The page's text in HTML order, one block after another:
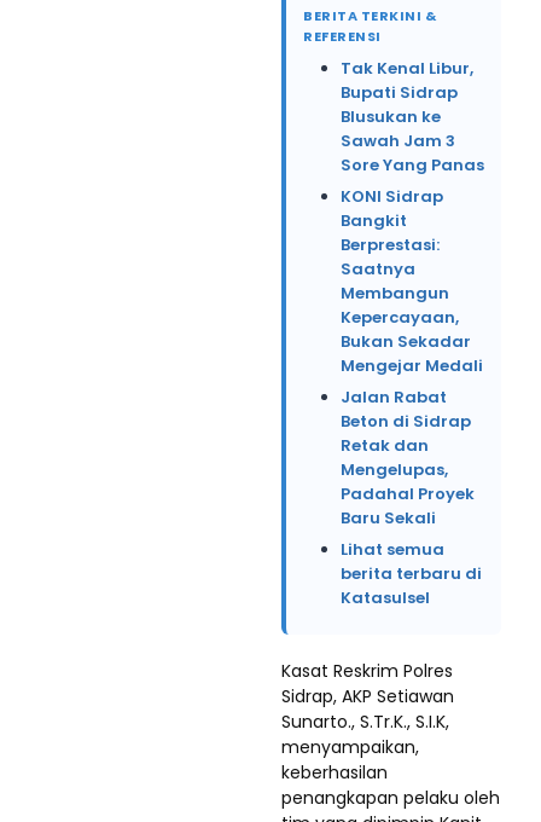
BERITA TERKINI &
REFERENSI
Tak Kenal Libur,
Bupati Sidrap
Blusukan ke
Sawah Jam 3
Sore Yang Panas
KONI Sidrap
Bangkit
Berprestasi:
Saatnya
Membangun
Kepercayaan,
Bukan Sekadar
Mengejar Medali
Jalan Rabat
Beton di Sidrap
Retak dan
Mengelupas,
Padahal Proyek
Baru Sekali
Lihat semua
berita terbaru di
Katasulsel
Kasat Reskrim Polres
Sidrap, AKP Setiawan
Sunarto., S.Tr.K., S.I.K,
menyampaikan,
keberhasilan
penangkapan pelaku oleh